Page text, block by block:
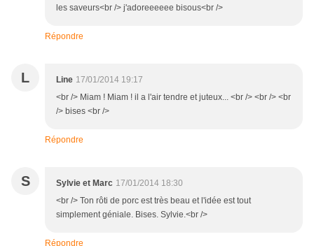
les saveurs<br /> j'adoreeeeee bisous<br />
Répondre
L Line 17/01/2014 19:17
<br /> Miam ! Miam ! il a l'air tendre et juteux... <br /> <br /> <br
/> bises <br />
Répondre
S Sylvie et Marc 17/01/2014 18:30
<br /> Ton rôti de porc est très beau et l'idée est tout
simplement géniale. Bises. Sylvie.<br />
Répondre